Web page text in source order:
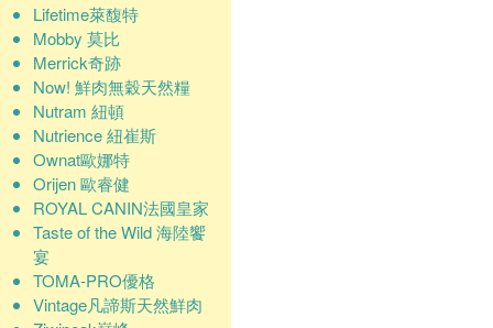
Lifetime萊馥特
Mobby 莫比
Merrick奇跡
Now! 鮮肉無穀天然糧
Nutram 紐頓
Nutrience 紐崔斯
Ownat歐娜特
Orijen 歐睿健
ROYAL CANIN法國皇家
Taste of the Wild 海陸饗
宴
TOMA-PRO優格
Vintage凡諦斯天然鮮肉